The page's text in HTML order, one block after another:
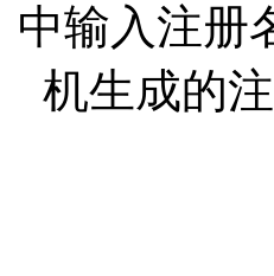
中输入注册
机生成的